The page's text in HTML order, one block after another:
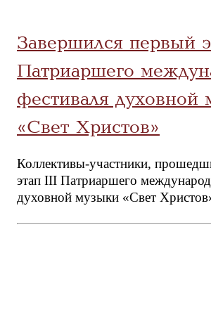
Завершился первый
Патриаршего
фестиваля духовной
«Свет Христов»
Коллективы-участники,
этап III Патриаршего
духовной музыки «Свет